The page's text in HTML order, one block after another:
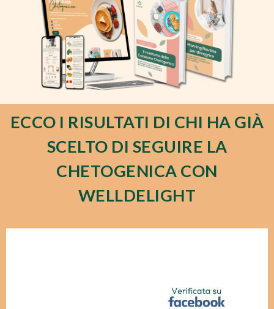
ECCO I RISULTATI DI CHI HA GIÀ
SCELTO DI SEGUIRE LA
CHETOGENICA CON
WELLDELIGHT